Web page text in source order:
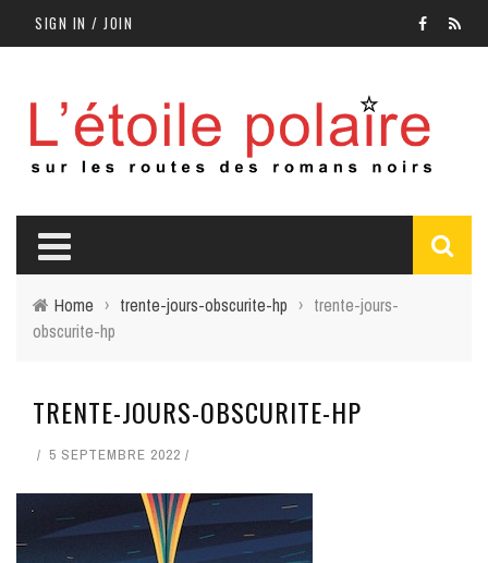
SIGN IN / JOIN
Home › trente-jours-obscurite-hp › trente-jours-
obscurite-hp
TRENTE-JOURS-OBSCURITE-HP
5 SEPTEMBRE 2022